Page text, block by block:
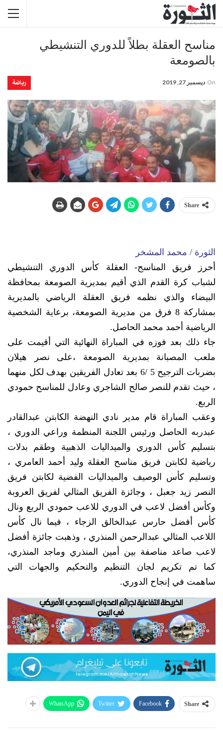
مناسح العقلة بطلاً للدوري التنشيطي
بالصومعة
رياضة On ديسمبر 27, 2019
Share
الثورة / محمد المشخر
أحرز فريق المناسح- العقلة كأس الدوري التنشيطي
لشباب كرة القدم الذي أقيم بمديرية الصومعة بمحافظة
البيضاء والذي نظمه فريق العقلة الرياضي بالمديرية
بمشاركة 8 فرق من مديرية الصومعة، برعاية الشخصية
الرياضية أحمد محمد الحاصل.
جاء ذلك بعد فوزه في المباراة النهائية التي أقيمت على
ملعب المصبانة بمديرية الصومعة ،على نصر هيلان
بضربات الترجيح 5 /6 بعد تعادل الفريقين بهدف لكل منهما
، حيث تقدم للنصر صالح الشاجري وعادل للمناسح حمودي
الربع.
وعقب المباراة قام مدير نادي النهضة الكابتن عبدالقادر
عبدربه الحاصل ورئيس اللجنة المنظمة وراعي الدوري ،
بتسليم كأس الدوري والميداليات الذهبية وطقم بدلات
رياضية لكابتن فريق مناسح العقلة وليد أحمد العامري ،
وتسليم كأس الوصيف والميداليات الفضية لكابتن فريق
النصر زيد جعبل ، وجائزة الفريق المثالي لفريق العروبة
وكأس أفضل لاعب في الدوري للاعب حمودي الربع ونال
كأس أفضل حارس عبدالخالق الزجاء ، فيما نال كأس
اللاعب المثالي عبدالرحمن المنذري ، وذهبت جائزة أفضل
لاعب صاعد مناصفة بين أمين المنذري وماجد المنذري،
كما تم تكريم لجان التنظيم والتحكيم والجهات التي
ساهمت في إنجاح الدوري.
Share
Facebook
Twitter
WhatsApp